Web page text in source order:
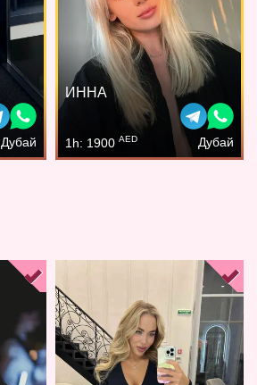
Дубай
ИННА
1h: 1900AED Дубай